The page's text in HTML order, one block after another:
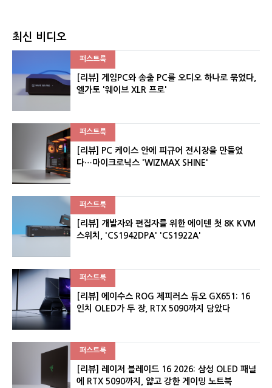
최신 비디오
퍼스트룩
[리뷰] 게임PC와 송출 PC를 오디오 하나로 묶었다,
엘가토 '웨이브 XLR 프로'
퍼스트룩
[리뷰] PC 케이스 안에 피규어 전시장을 만들었
다…마이크로닉스 'WIZMAX SHINE'
퍼스트룩
[리뷰] 개발자와 편집자를 위한 에이텐 첫 8K KVM
스위치, 'CS1942DPA' 'CS1922A'
퍼스트룩
[리뷰] 에이수스 ROG 제피러스 듀오 GX651: 16
인치 OLED가 두 장, RTX 5090까지 담았다
퍼스트룩
[리뷰] 레이저 블레이드 16 2026: 삼성 OLED 패널
에 RTX 5090까지, 얇고 강한 게이밍 노트북